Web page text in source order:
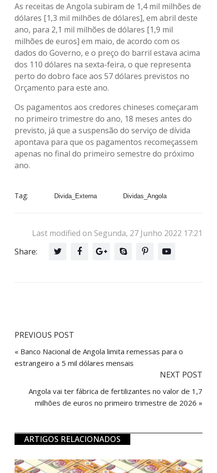
As receitas de Angola subiram de 1,4 mil milhões de
dólares [1,3 mil milhões de dólares], em abril deste
ano, para 2,1 mil milhões de dólares [1,9 mil
milhões de euros] em maio, de acordo com os
dados do Governo, e o preço do barril estava acima
dos 110 dólares na sexta-feira, o que representa
perto do dobro face aos 57 dólares previstos no
Orçamento para este ano.
Os pagamentos aos credores chineses começaram
no primeiro trimestre do ano, 18 meses antes do
previsto, já que a suspensão do serviço de dívida
apontava para que os pagamentos recomeçassem
apenas no final do primeiro semestre do próximo
ano.
Tag: Divida_Externa Dividas_Angola
Last modified on Segunda, 27 Junho 2022 17:21
Share:
PREVIOUS POST
« Banco Nacional de Angola limita remessas para o
estrangeiro a 5 mil dólares mensais
NEXT POST
Angola vai ter fábrica de fertilizantes no valor de 1,7
milhões de euros no primeiro trimestre de 2026 »
ARTIGOS RELACIONADOS